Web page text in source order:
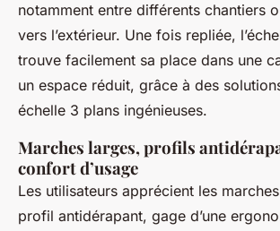
notamment entre différents chantiers
vers l’extérieur. Une fois repliée,
trouve facilement sa place dans une
un espace réduit, grâce à des
échelle 3 plans ingénieuses.
Marches larges, profils
confort d’usage
Les utilisateurs apprécient les
profil antidérapant, gage d’une